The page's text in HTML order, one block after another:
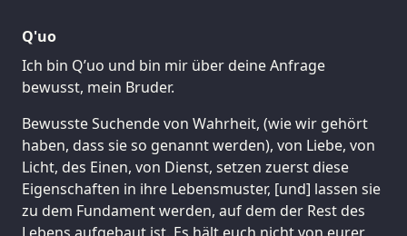
Q'uo
Ich bin Q’uo und bin mir über deine Anfrage
bewusst, mein Bruder.
Bewusste Suchende von Wahrheit, (wie wir gehört
haben, dass sie so genannt werden), von Liebe, von
Licht, des Einen, von Dienst, setzen zuerst diese
Eigenschaften in ihre Lebensmuster, [und] lassen sie
zu dem Fundament werden, auf dem der Rest des
Lebens aufgebaut ist. Es hält euch nicht von eurer